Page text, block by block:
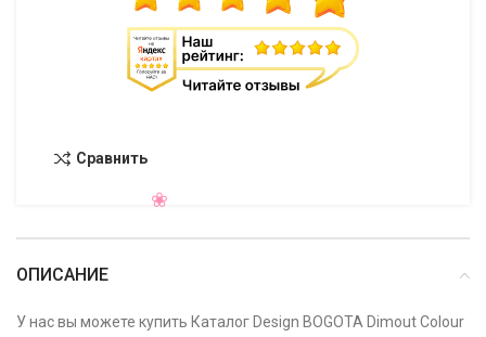
Сравнить
ОПИСАНИЕ
У нас вы можете купить Каталог Design BOGOTA Dimout Colour